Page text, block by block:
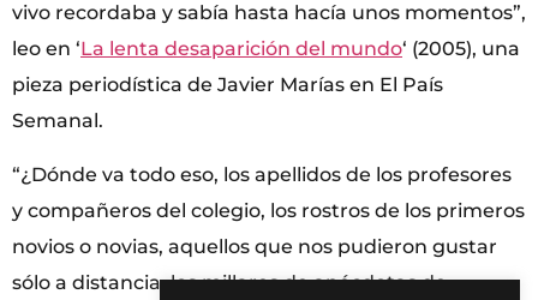
vivo recordaba y sabía hasta hacía unos momentos”,
leo en ‘La lenta desaparición del mundo‘ (2005), una
pieza periodística de Javier Marías en El País
Semanal.
“¿Dónde va todo eso, los apellidos de los profesores
y compañeros del colegio, los rostros de los primeros
novios o novias, aquellos que nos pudieron gustar
sólo a distancia, los millares de anécdotas de